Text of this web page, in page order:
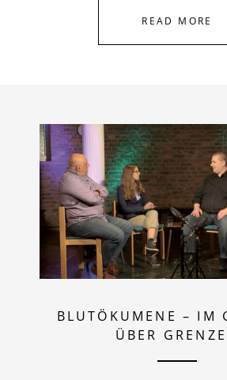
READ MORE
BLUTÖKUMENE – IM
ÜBER